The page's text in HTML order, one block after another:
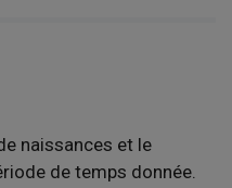
naissances et le
de temps donnée.